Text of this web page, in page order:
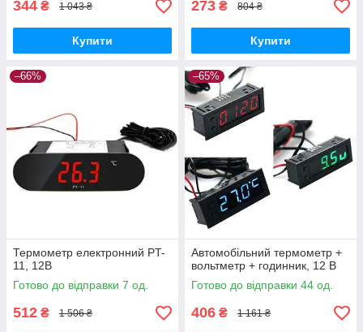
344 ₴ 1 043 ₴
Купити
273 ₴ 804 ₴
Купити
–66%
Термометр електронний PT-
11, 12В
Готово до відправки 7 од.
512 ₴ 1 506 ₴
–65%
Автомобільний термометр +
вольтметр + годинник, 12 В
Готово до відправки 44 од.
406 ₴ 1 161 ₴